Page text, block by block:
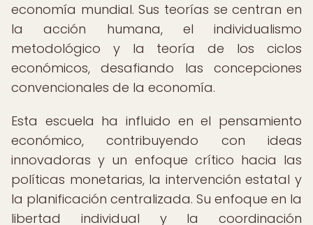
economía mundial. Sus teorías se centran en
la acción humana, el individualismo
metodológico y la teoría de los ciclos
económicos, desafiando las concepciones
convencionales de la economía.
Esta escuela ha influido en el pensamiento
económico, contribuyendo con ideas
innovadoras y un enfoque crítico hacia las
políticas monetarias, la intervención estatal y
la planificación centralizada. Su enfoque en la
libertad individual y la coordinación